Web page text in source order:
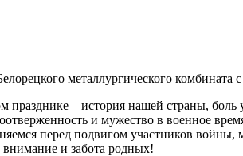
металлургического
– история нашей страны,
и мужество в военное
перед подвигом участников
и забота родных!